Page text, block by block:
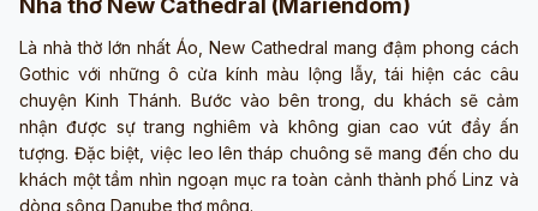
Là nhà thờ lớn nhất Áo, New Cathedral mang đậm phong cách
Gothic với những ô cửa kính màu lộng lẫy, tái hiện các câu
chuyện Kinh Thánh. Bước vào bên trong, du khách sẽ cảm
nhận được sự trang nghiêm và không gian cao vút đầy ấn
tượng. Đặc biệt, việc leo lên tháp chuông sẽ mang đến cho du
khách một tầm nhìn ngoạn mục ra toàn cảnh thành phố Linz và
dòng sông Danube thơ mộng.